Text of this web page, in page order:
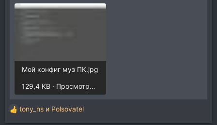
Мой конфиг муз ПК.jpg
129,4 KB · Просмотры: 385
Р
е
tony_ns и Polsovatel